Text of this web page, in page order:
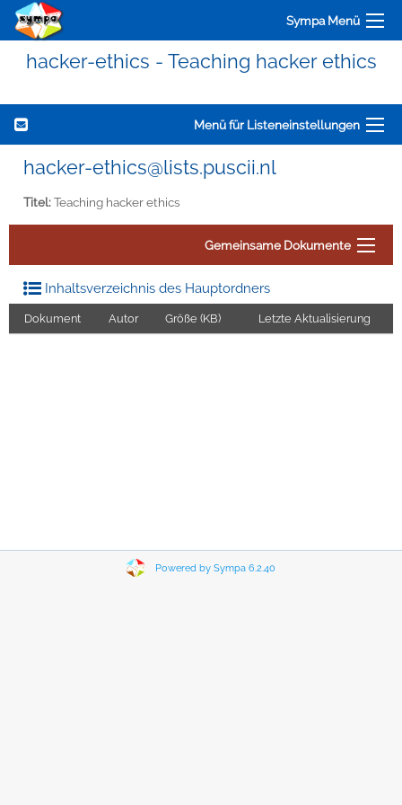
Sympa Menü
hacker-ethics - Teaching hacker ethics
Menü für Listeneinstellungen
hacker-ethics@lists.puscii.nl
Titel:Teaching hacker ethics
Gemeinsame Dokumente
Inhaltsverzeichnis des Hauptordners
Dokument Autor Größe (KB) Letzte Aktualisierung
Powered by Sympa 6.2.40